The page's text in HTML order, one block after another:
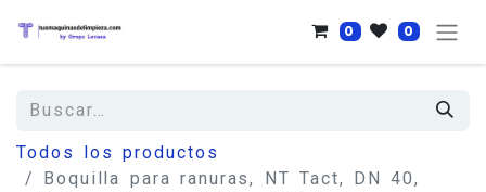
0 0
Todos los productos
Boquilla para ranuras, NT Tact, DN 40,